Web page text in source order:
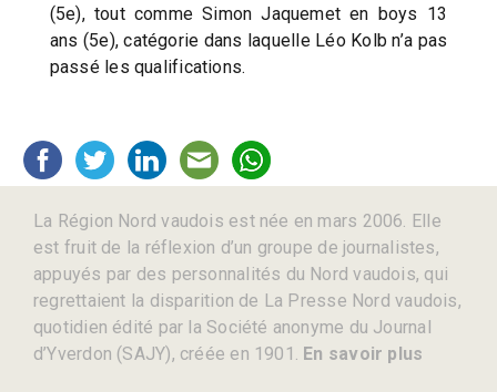
(5e), tout comme Simon Jaquemet en boys 13
ans (5e), catégorie dans laquelle Léo Kolb n’a pas
passé les qualifications.
La Région Nord vaudois est née en mars 2006. Elle
est fruit de la réflexion d’un groupe de journalistes,
appuyés par des personnalités du Nord vaudois, qui
regrettaient la disparition de La Presse Nord vaudois,
quotidien édité par la Société anonyme du Journal
d’Yverdon (SAJY), créée en 1901. En savoir plus